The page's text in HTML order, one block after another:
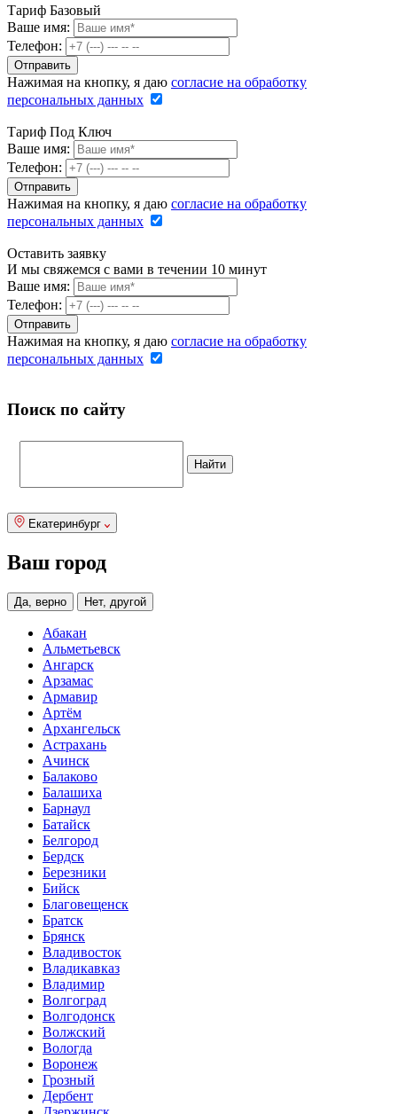
Тариф Базовый
Ваше имя:
Телефон:
Нажимая на кнопку, я даю согласие на обработку
персональных данных
Тариф Под Ключ
Ваше имя:
Телефон:
Нажимая на кнопку, я даю согласие на обработку
персональных данных
Оставить заявку
И мы свяжемся с вами в течении 10 минут
Ваше имя:
Телефон:
Нажимая на кнопку, я даю согласие на обработку
персональных данных
Поиск по сайту
Екатеринбург
Ваш город
Да, верно Нет, другой
Абакан
Альметьевск
Ангарск
Арзамас
Армавир
Артём
Архангельск
Астрахань
Ачинск
Балаково
Балашиха
Барнаул
Батайск
Белгород
Бердск
Березники
Бийск
Благовещенск
Братск
Брянск
Владивосток
Владикавказ
Владимир
Волгоград
Волгодонск
Волжский
Вологда
Воронеж
Грозный
Дербент